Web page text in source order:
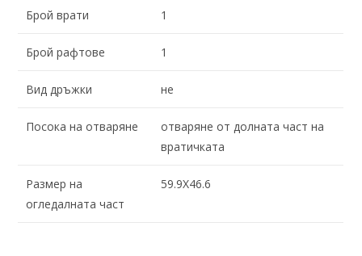
Брой врати 1
Брой рафтове 1
Вид дръжки не
Посока на отваряне
отваряне от долната част на
вратичката
Размер на
огледалната част
59.9X46.6